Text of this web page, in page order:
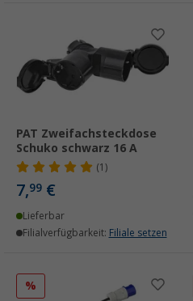
PAT Zweifachsteckdose
Schuko schwarz 16 A
(1)
7,99 €
Lieferbar
Filialverfügbarkeit: Filiale setzen
%